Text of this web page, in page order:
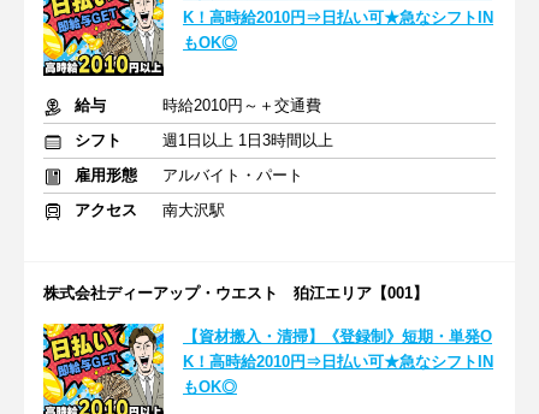
K！高時給2010円⇒日払い可★急なシフトIN
もOK◎
給与
時給2010円～＋交通費
シフト
週1日以上 1日3時間以上
雇用形態
アルバイト・パート
アクセス
南大沢駅
株式会社ディーアップ・ウエスト 狛江エリア【001】
【資材搬入・清掃】《登録制》短期・単発O
K！高時給2010円⇒日払い可★急なシフトIN
もOK◎